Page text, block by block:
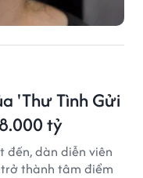
'Thư Tình Gửi
tỷ
dàn diễn viên
thành tâm điểm